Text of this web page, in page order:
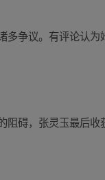
争议。有评论认
碍，张灵玉最后